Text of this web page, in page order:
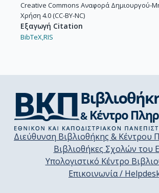
Creative Commons Αναφορά Δημιουργού-
Χρήση 4.0 (CC-BY-NC)
Εξαγωγή Citation
BibTeX,RIS
Διεύθυνση Βιβλιοθήκης & Κέντρου
Βιβλιοθήκες Σχολών του
Υπολογιστικό Κέντρο
Επικοινωνία /